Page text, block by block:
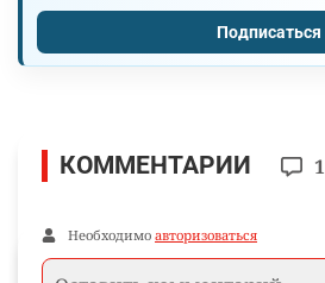
Подписаться
КОММЕНТАРИИ 1
Необходимо авторизоваться